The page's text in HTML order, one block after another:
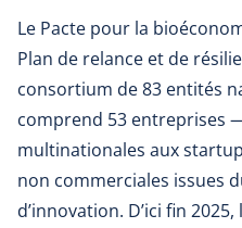
Le Pacte pour la
Plan de relance et de
consortium de 83 entités
comprend 53 entreprises
multinationales aux
non commerciales issues
d’innovation. D’ici fin